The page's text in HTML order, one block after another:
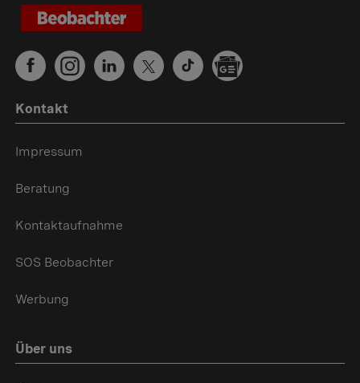
Kontakt
Impressum
Beratung
Kontaktaufnahme
SOS Beobachter
Werbung
Über uns